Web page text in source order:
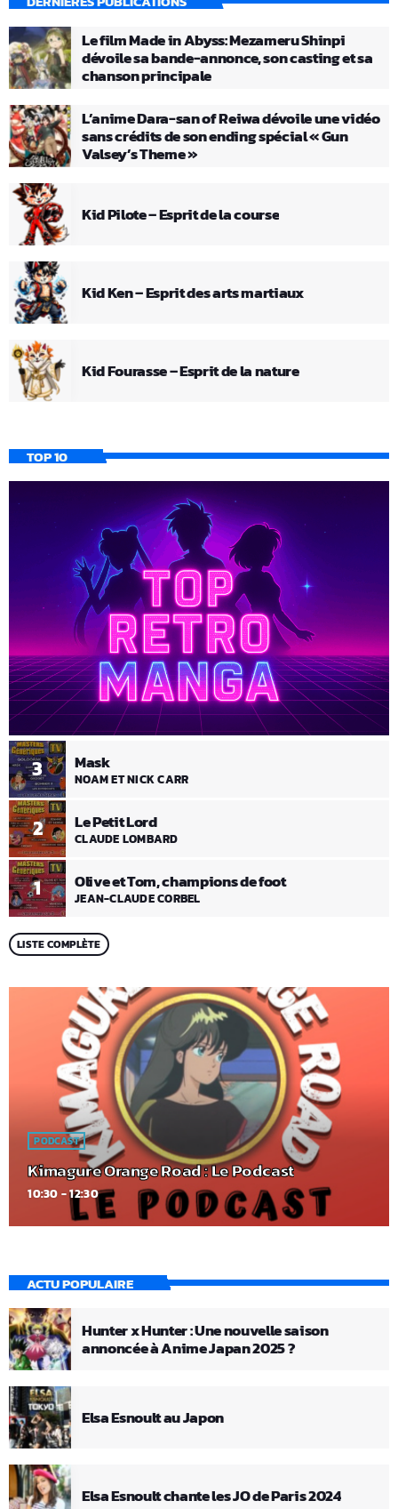
Le film Made in Abyss: Mezameru Shinpi
dévoile sa bande-annonce, son casting et sa
chanson principale
L’anime Dara-san of Reiwa dévoile une vidéo
sans crédits de son ending spécial « Gun
Valsey’s Theme »
Kid Pilote – Esprit de la course
Kid Ken – Esprit des arts martiaux
Kid Fourasse – Esprit de la nature
TOP 10
1 Olive et Tom, champions de foot
JEAN-CLAUDE CORBEL
2 Le Petit Lord
CLAUDE LOMBARD
3 Mask
NOAM ET NICK CARR
LISTE COMPLÈTE
PODCAST
Kimagure Orange Road : Le Podcast
10:30 - 12:30
ACTU POPULAIRE
Hunter x Hunter : Une nouvelle saison
annoncée à Anime Japan 2025 ?
Elsa Esnoult au Japon
Elsa Esnoult chante les JO de Paris 2024